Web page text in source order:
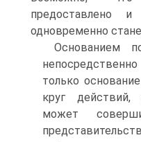
предоставлено
одновременно
Основанием
только
круг действий,
может